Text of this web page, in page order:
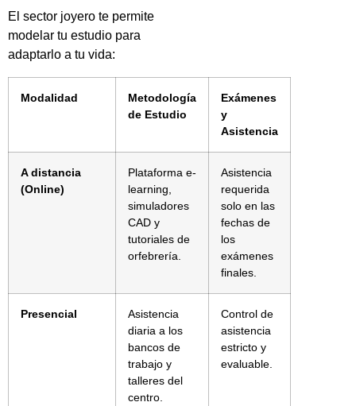
El sector joyero te permite
modelar tu estudio para
adaptarlo a tu vida:
Modalidad
Metodología
de Estudio
Exámenes
y
Asistencia
A distancia
(Online)
Plataforma e-
learning,
simuladores
CAD y
tutoriales de
orfebrería.
Asistencia
requerida
solo en las
fechas de
los
exámenes
finales.
Presencial
Asistencia
diaria a los
bancos de
trabajo y
talleres del
centro.
Control de
asistencia
estricto y
evaluable.